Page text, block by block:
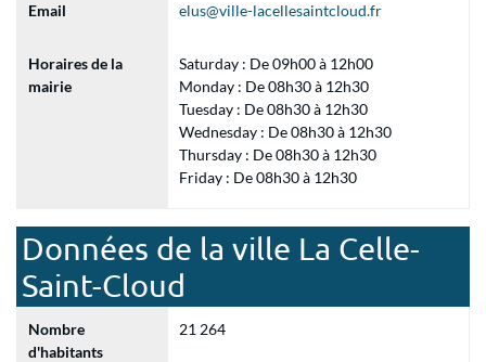
Email elus@ville-lacellesaintcloud.fr
Horaires de la
mairie
Saturday : De 09h00 à 12h00
Monday : De 08h30 à 12h30
Tuesday : De 08h30 à 12h30
Wednesday : De 08h30 à 12h30
Thursday : De 08h30 à 12h30
Friday : De 08h30 à 12h30
Données de la ville La Celle-
Saint-Cloud
Nombre
d'habitants
21 264